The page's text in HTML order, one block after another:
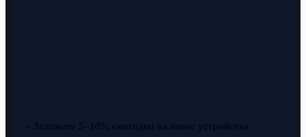
- Заложите 5–10% ежегодно на износ устройства.